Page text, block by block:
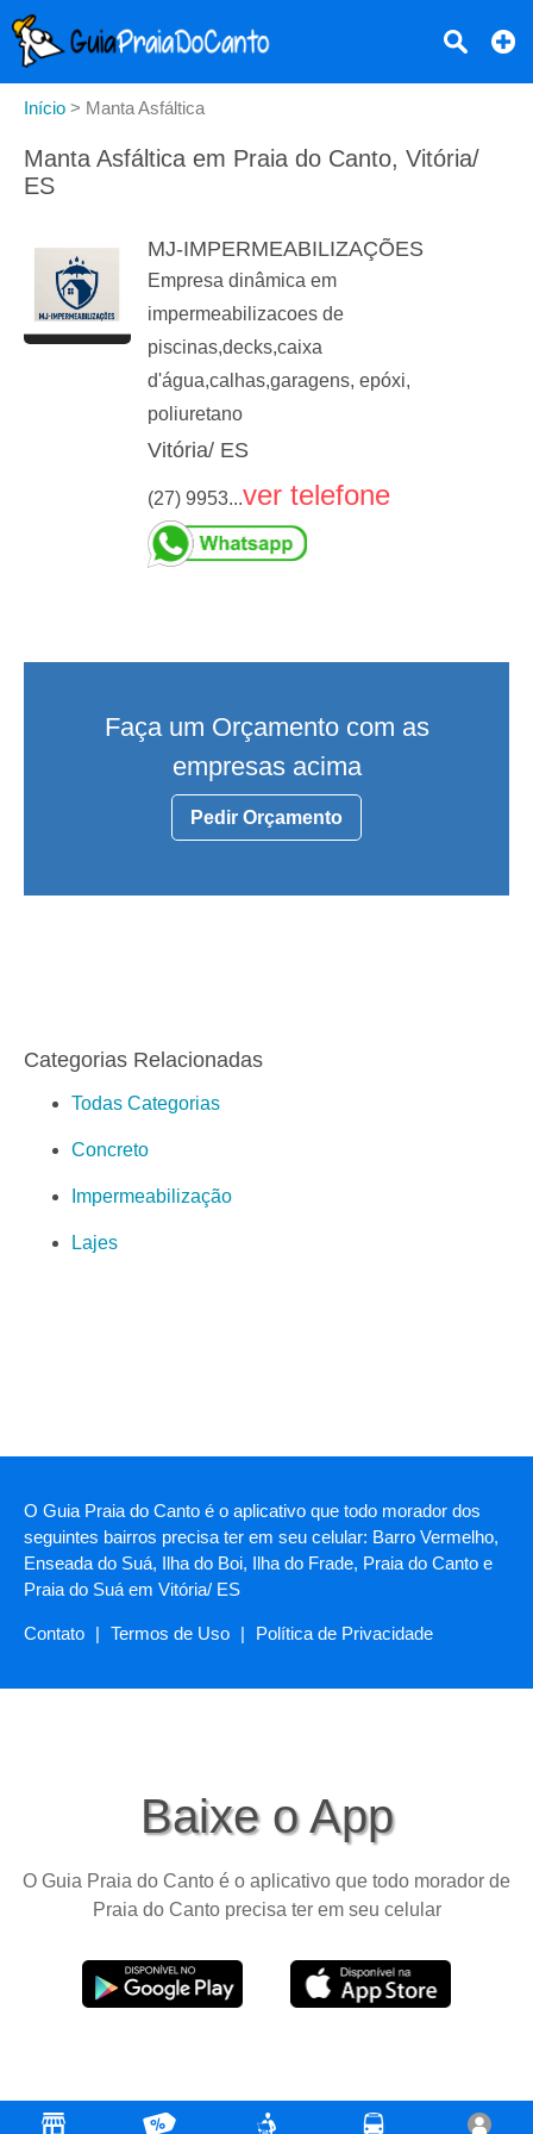
Início > Manta Asfáltica
Manta Asfáltica em Praia do Canto, Vitória/
ES
MJ-IMPERMEABILIZAÇÕES
Empresa dinâmica em
impermeabilizacoes de
piscinas,decks,caixa
d'água,calhas,garagens, epóxi,
poliuretano
Vitória/ ES
(27) 9953...ver telefone
Faça um Orçamento com as
empresas acima
Pedir Orçamento
Categorias Relacionadas
Todas Categorias
Concreto
Impermeabilização
Lajes
O Guia Praia do Canto é o aplicativo que todo morador dos
seguintes bairros precisa ter em seu celular: Barro Vermelho,
Enseada do Suá, Ilha do Boi, Ilha do Frade, Praia do Canto e
Praia do Suá em Vitória/ ES
Contato | Termos de Uso | Política de Privacidade
Baixe o App
O Guia Praia do Canto é o aplicativo que todo morador de
Praia do Canto precisa ter em seu celular